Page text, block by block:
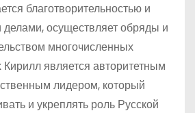
благотворительностью и
осуществляет обряды и
многочисленных
является авторитетным
лидером, который
и укреплять роль Русской